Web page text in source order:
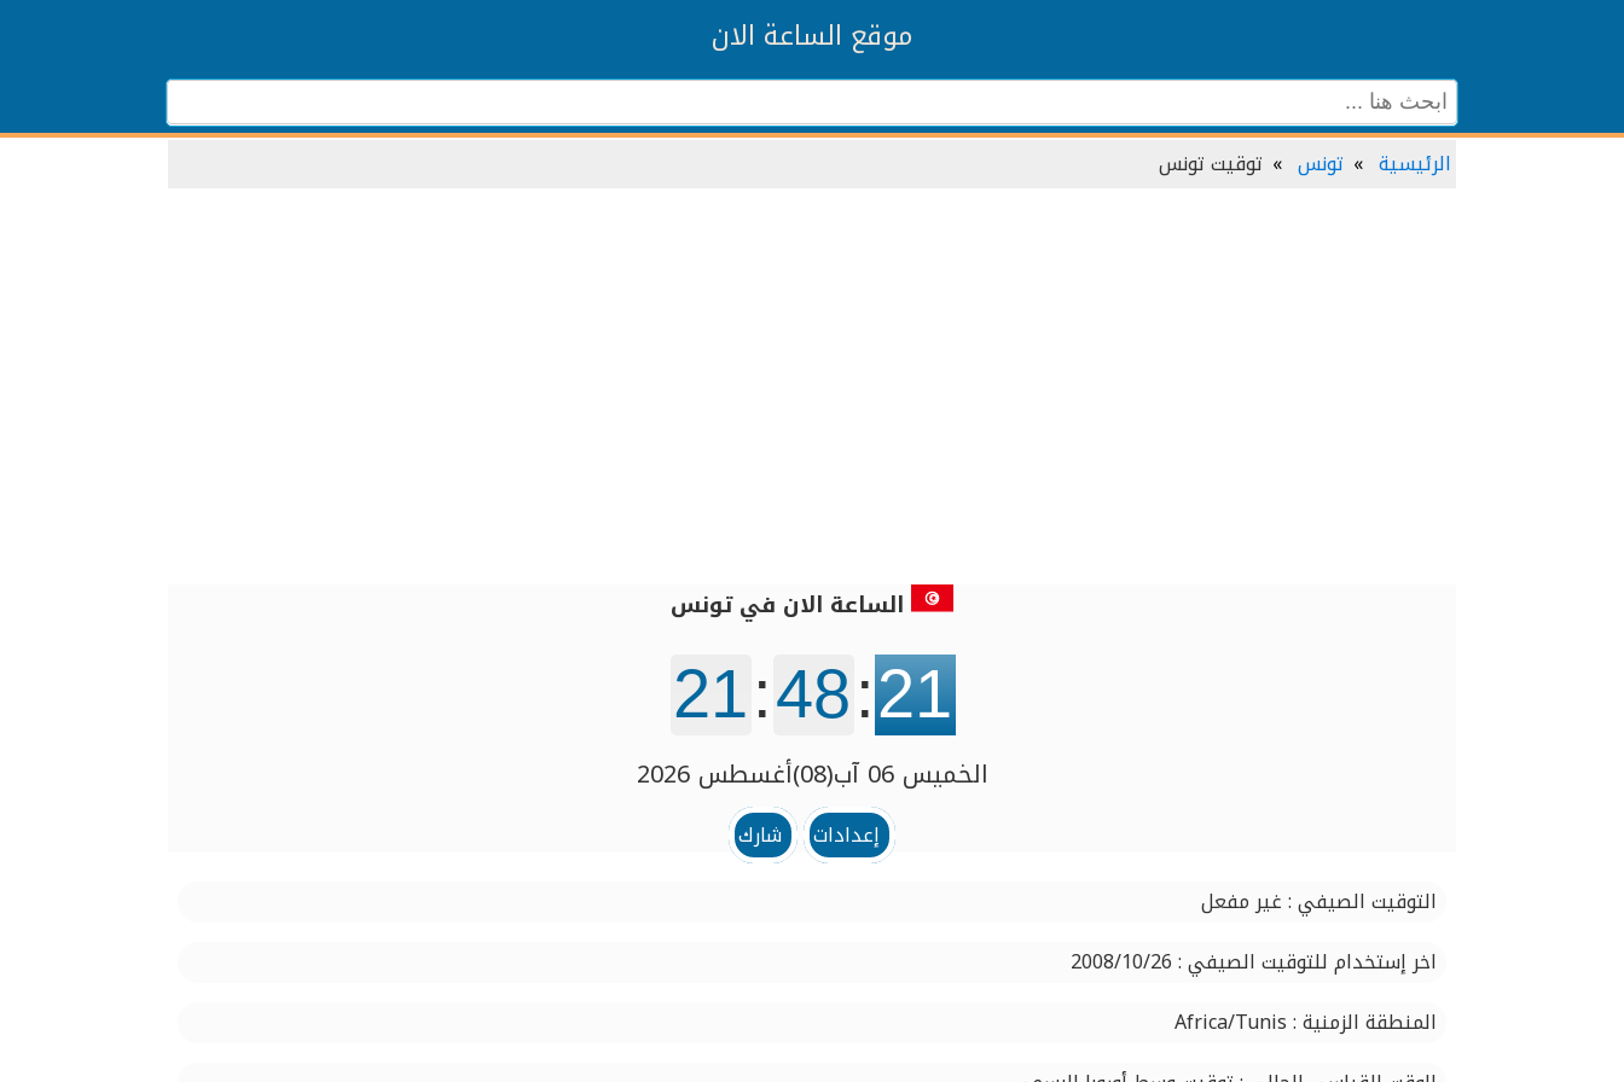
موقع الساعة الان
الرئيسية تونس توقيت تونس‎
الساعة الان في تونس‎
21:48:21
الخميس 06 آب(08)أغسطس 2026
إعدادات
شارك
التوقيت الصيفي : غير مفعل
اخر إستخدام للتوقيت الصيفي : 2008/10/26
المنطقة الزمنية : Africa/Tunis